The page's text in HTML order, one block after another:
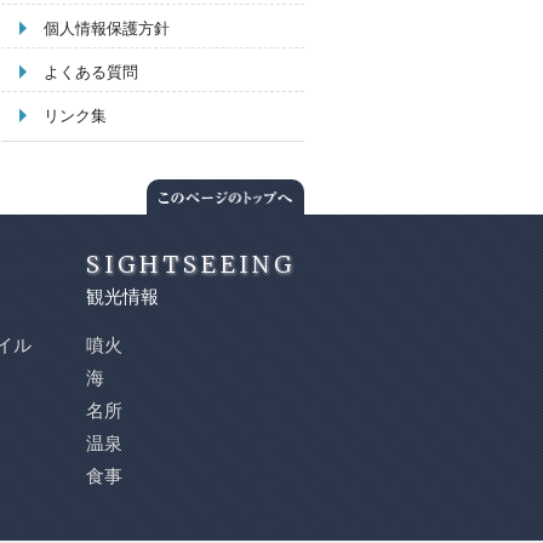
個人情報保護方針
よくある質問
リンク集
ル
SIGHTSEEING
観光情報
噴火
海
名所
温泉
食事